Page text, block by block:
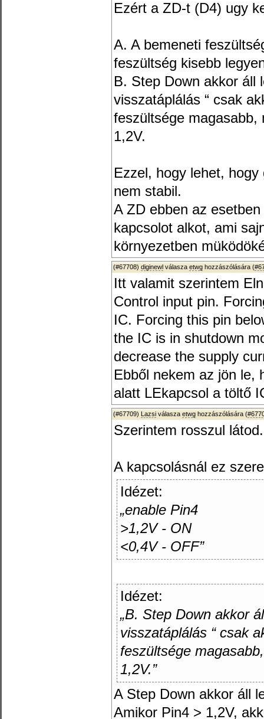
Ezért a ZD-t (D4) ugy
A. A bemeneti
feszültség kisebb
B. Step Down akkor áll
visszatáplálás “ csak
feszültsége
1,2V.
Ezzel, hogy lehet,
nem stabil.
A ZD ebben az
kapcsolot alkot, ami
környezetben
(#67708) diginewl válasza etwg hozzászólására (
Itt valamit szerintem
Control input pin.
IC. Forcing this pin
the IC is in shutdown
decrease the supply
Ebből nekem az jön le,
alatt LEkapcsol a töltő
(#67709) Lazsi válasza etwg hozzászólására (
Szerintem rosszul
A kapcsolásnál ez
Idézet:
„enable Pin4
>1,2V - ON
<0,4V - OFF”
Idézet:
„B. Step Down akkor
visszatáplálás “ csak
feszültsége
1,2V.”
A Step Down akkor áll
Amikor Pin4 > 1,2V,